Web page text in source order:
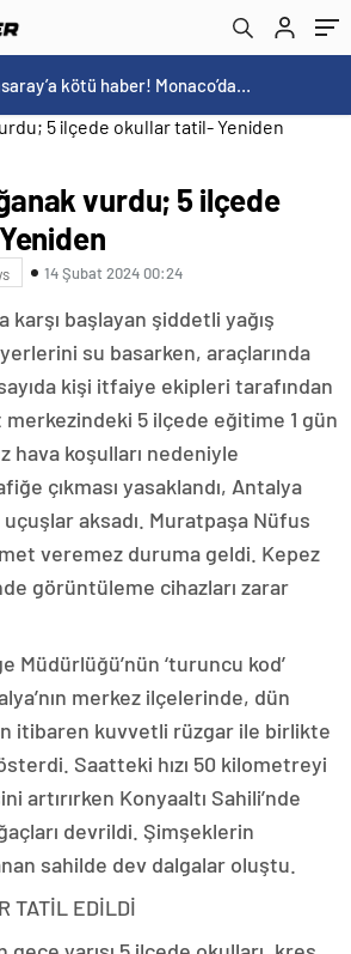
Galatasaray’a kötü haber! Monaco’dan flaş Onyekuru kararı.
vurdu; 5 ilçede
14 Şubat 2024 00:24
karşı başlayan şiddetli yağış
su basarken, araçlarında
kişi itfaiye ekipleri tarafından
5 ilçede eğitime 1 gün
hava koşulları nedeniyle
çıkması yasaklandı, Antalya
uçuşlar aksadı. Muratpaşa Nüfus
veremez duruma geldi. Kepez
görüntüleme cihazları zarar
Müdürlüğü’nün ‘turuncu kod’
merkez ilçelerinde, dün
itibaren kuvvetli rüzgar ile birlikte
Saatteki hızı 50 kilometreyi
artırırken Konyaaltı Sahili’nde
devrildi. Şimşeklerin
sahilde dev dalgalar oluştu.
TATİL EDİLDİ